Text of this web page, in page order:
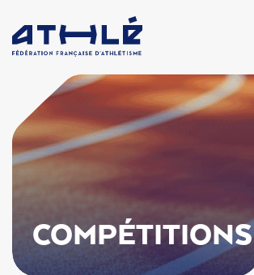
COMPÉTITIONS